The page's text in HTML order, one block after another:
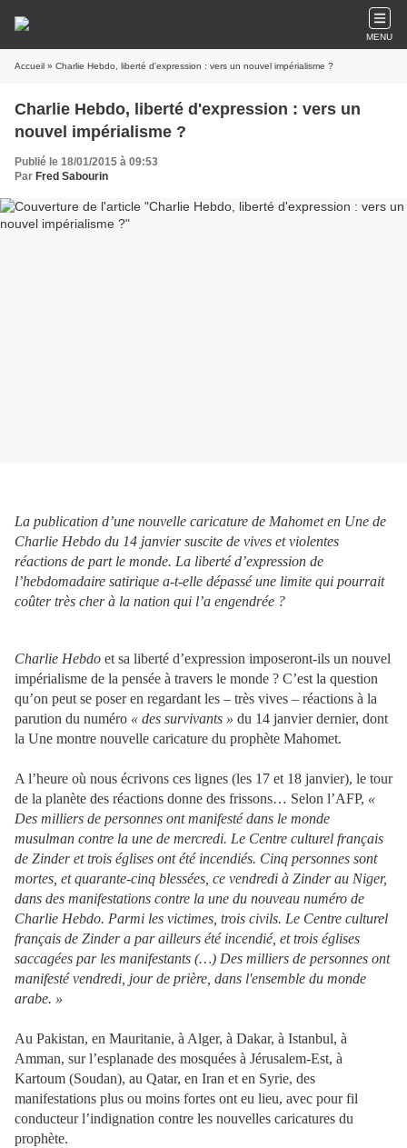
MENU
Accueil » Charlie Hebdo, liberté d'expression : vers un nouvel impérialisme ?
Charlie Hebdo, liberté d'expression : vers un
nouvel impérialisme ?
Publié le 18/01/2015 à 09:53
Par Fred Sabourin
La publication d’une nouvelle caricature de Mahomet en Une de
Charlie Hebdo du 14 janvier suscite de vives et violentes
réactions de part le monde. La liberté d’expression de
l’hebdomadaire satirique a-t-elle dépassé une limite qui pourrait
coûter très cher à la nation qui l’a engendrée ?
Charlie Hebdo et sa liberté d’expression imposeront-ils un nouvel
impérialisme de la pensée à travers le monde ? C’est la question
qu’on peut se poser en regardant les – très vives – réactions à la
parution du numéro « des survivants » du 14 janvier dernier, dont
la Une montre nouvelle caricature du prophète Mahomet.
A l’heure où nous écrivons ces lignes (les 17 et 18 janvier), le tour
de la planète des réactions donne des frissons… Selon l’AFP, «
Des milliers de personnes ont manifesté dans le monde
musulman contre la une de mercredi. Le Centre culturel français
de Zinder et trois églises ont été incendiés. Cinq personnes sont
mortes, et quarante-cinq blessées, ce vendredi à Zinder au Niger,
dans des manifestations contre la une du nouveau numéro de
Charlie Hebdo. Parmi les victimes, trois civils. Le Centre culturel
français de Zinder a par ailleurs été incendié, et trois églises
saccagées par les manifestants (…) Des milliers de personnes ont
manifesté vendredi, jour de prière, dans l'ensemble du monde
arabe. »
Au Pakistan, en Mauritanie, à Alger, à Dakar, à Istanbul, à
Amman, sur l’esplanade des mosquées à Jérusalem-Est, à
Kartoum (Soudan), au Qatar, en Iran et en Syrie, des
manifestations plus ou moins fortes ont eu lieu, avec pour fil
conducteur l’indignation contre les nouvelles caricatures du
prophète.